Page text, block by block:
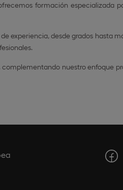
formación especializada
experiencia, desde grados hasta
complementando nuestro enfoque